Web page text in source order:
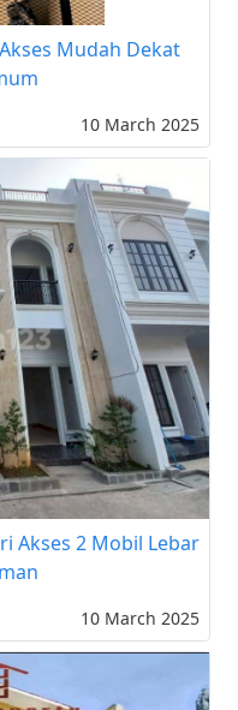
Mudah Dekat
10 March 2025
Akses 2 Mobil Lebar
10 March 2025